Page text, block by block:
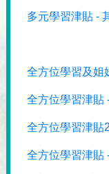
多元學習津貼 -
全方位學習及姐
全方位學習津貼
全方位學習津貼
全方位學習津貼